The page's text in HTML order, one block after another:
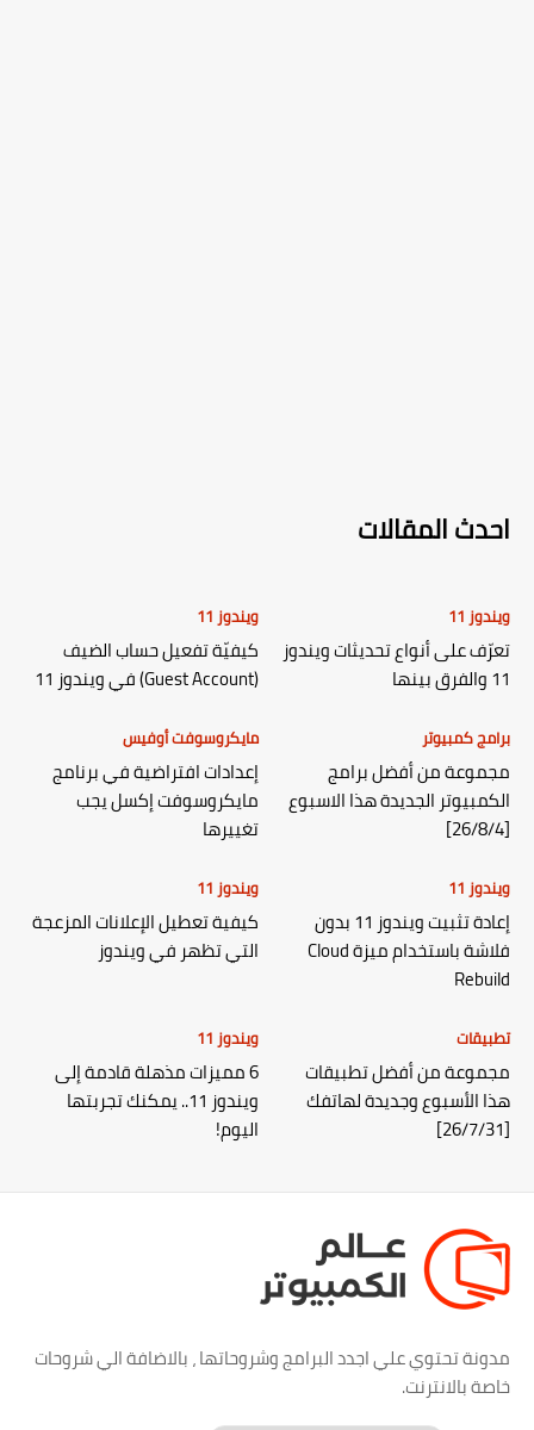
احدث المقالات
ويندوز 11
تعرّف على أنواع تحديثات ويندوز
11 والفرق بينها
ويندوز 11
كيفيّة تفعيل حساب الضيف
(Guest Account) في ويندوز 11
برامج كمبيوتر
مجموعة من أفضل برامج
الكمبيوتر الجديدة هذا الاسبوع
[26/8/4]
مايكروسوفت أوفيس
إعدادات افتراضية في برنامج
مايكروسوفت إكسل يجب
تغييرها
ويندوز 11
إعادة تثبيت ويندوز 11 بدون
فلاشة باستخدام ميزة Cloud
Rebuild
ويندوز 11
كيفية تعطيل الإعلانات المزعجة
التي تظهر في ويندوز
تطبيقات
مجموعة من أفضل تطبيقات
هذا الأسبوع وجديدة لهاتفك
[26/7/31]
ويندوز 11
6 مميزات مذهلة قادمة إلى
ويندوز 11.. يمكنك تجربتها
اليوم!
مدونة تحتوي علي اجدد البرامج وشروحاتها ، بالاضافة الي شروحات
خاصة بالانترنت.